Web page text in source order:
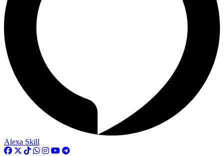
Alexa Skill